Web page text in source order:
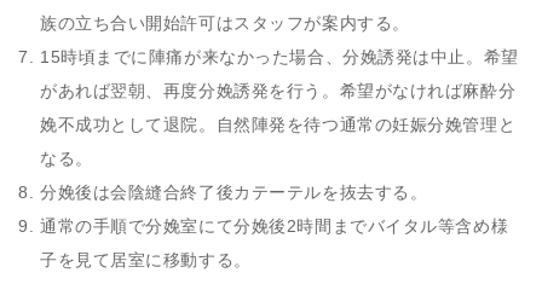
族の立ち合い開始許可はスタッフが案内する。
15時頃までに陣痛が来なかった場合、分娩誘発は中止。希望
があれば翌朝、再度分娩誘発を行う。希望がなければ麻酔分
娩不成功として退院。自然陣発を待つ通常の妊娠分娩管理と
なる。
分娩後は会陰縫合終了後カテーテルを抜去する。
通常の手順で分娩室にて分娩後2時間までバイタル等含め様
子を見て居室に移動する。